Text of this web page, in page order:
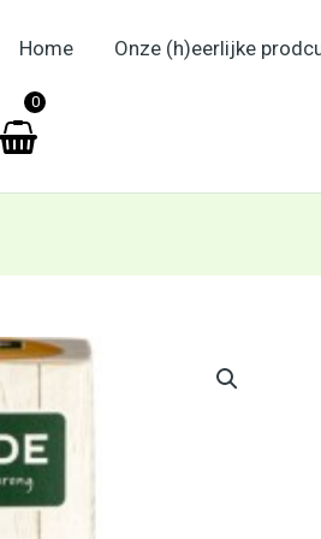
Home Onze (h)eerlijke
0